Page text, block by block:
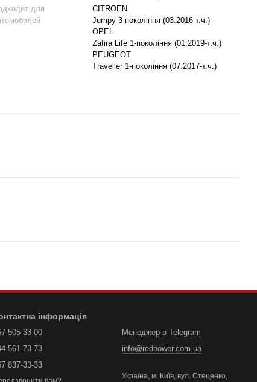
для
CITROEN
Jumpy 3-покоління (03.2016-т.ч.)
OPEL
Zafira Life 1-покоління (01.2019-т.ч.)
PEUGEOT
Traveller 1-покоління (07.2017-т.ч.)
інформація
505-33-00
561-73-73
837-33-33
Менеджер в Telegram
info@redpower.com.ua
Україна, м. Київ, вул. Стеценко,